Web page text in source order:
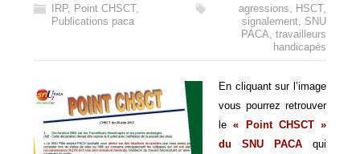
IRP, Point CHSCT,
Publications paca
agressions, HSCT,
signalement, SNU
PACA, travailleurs
handicapés
En cliquant sur l’image
vous pourrez retrouver
le« Point CHSCT »
du SNU PACA
qui